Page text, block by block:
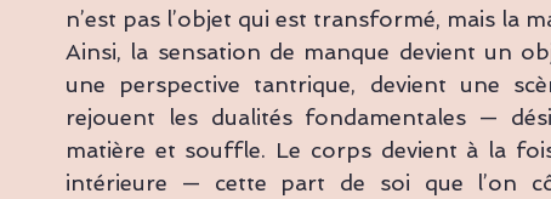
n’est pas l’objet qui est transformé, mais la
Ainsi, la sensation de manque devient un
une perspective tantrique, devient une
rejouent les dualités fondamentales —
matière et souffle. Le corps devient à la
intérieure — cette part de soi que l’on